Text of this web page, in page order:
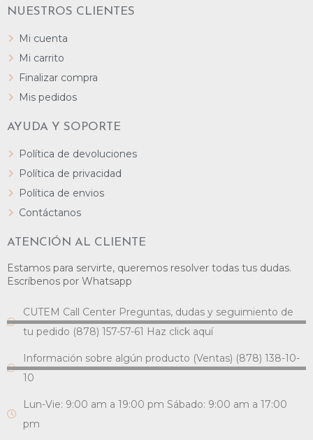
NUESTROS CLIENTES
Mi cuenta
Mi carrito
Finalizar compra
Mis pedidos
AYUDA Y SOPORTE
Política de devoluciones
Política de privacidad
Política de envios
Contáctanos
ATENCIÓN AL CLIENTE
Estamos para servirte, queremos resolver todas tus dudas.
Escríbenos por Whatsapp
CUTEM Call Center Preguntas, dudas y seguimiento de
tu pedido (878) 157-57-61 Haz click aquí
Información sobre algún producto (Ventas) (878) 138-10-
10
Lun-Vie: 9:00 am a 19:00 pm Sábado: 9:00 am a 17:00
pm